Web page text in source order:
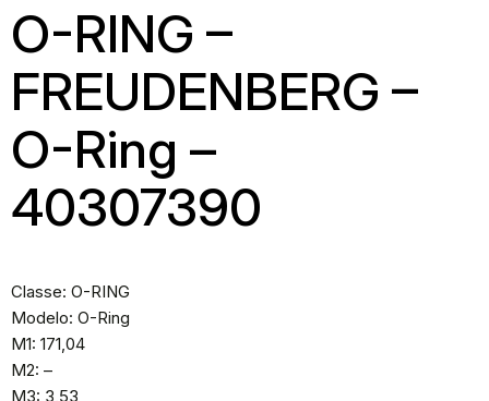
O-RING –
FREUDENBERG –
O-Ring –
40307390
Classe: O-RING
Modelo: O-Ring
M1: 171,04
M2: –
M3: 3,53